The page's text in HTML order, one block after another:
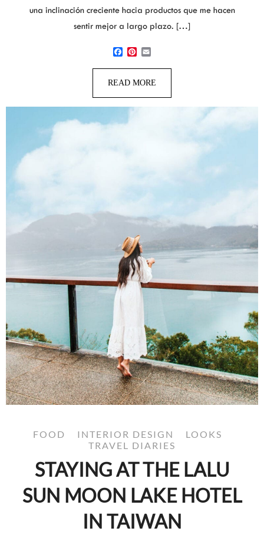
una inclinación creciente hacia productos que me hacen
sentir mejor a largo plazo. […]
READ MORE
FOOD INTERIOR DESIGN
LOOKS
TRAVEL DIARIES
STAYING AT THE LALU
SUN MOON LAKE HOTEL
IN TAIWAN